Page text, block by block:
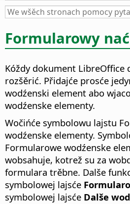
Formularowy
Kóždy dokument LibreOffice
rozšěrić. Přidajće prosće
wodźenski element abo
wodźenske elementy.
Wočińće symbolowu lajstu
wodźenske elementy.
Formularowe wodźenske
wobsahuje, kotrež su za
formulara trěbne. Dalše
symbolowej lajsće
symbolowej lajsće Dalše